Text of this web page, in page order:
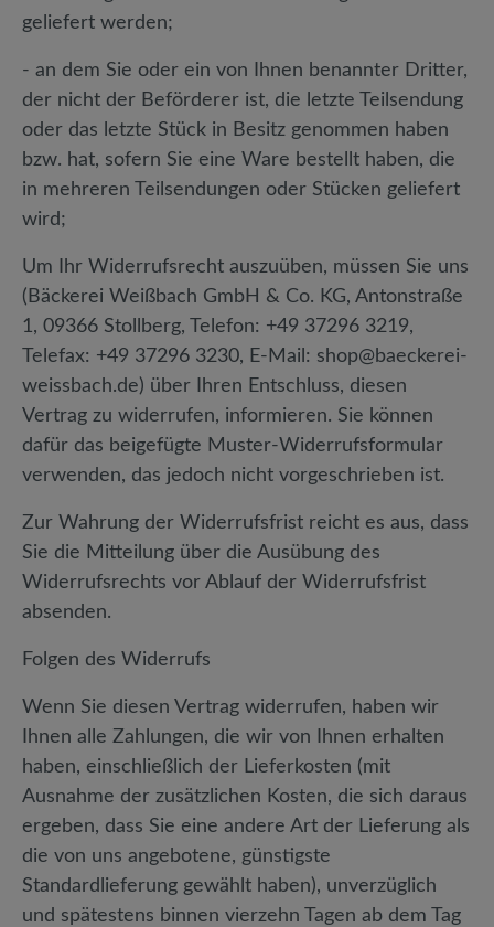
geliefert werden;
- an dem Sie oder ein von Ihnen benannter Dritter,
der nicht der Beförderer ist, die letzte Teilsendung
oder das letzte Stück in Besitz genommen haben
bzw. hat, sofern Sie eine Ware bestellt haben, die
in mehreren Teilsendungen oder Stücken geliefert
wird;
Um Ihr Widerrufsrecht auszuüben, müssen Sie uns
(Bäckerei Weißbach GmbH & Co. KG, Antonstraße
1, 09366 Stollberg, Telefon: +49 37296 3219,
Telefax: +49 37296 3230, E-Mail: shop@baeckerei-
weissbach.de) über Ihren Entschluss, diesen
Vertrag zu widerrufen, informieren. Sie können
dafür das beigefügte Muster-Widerrufsformular
verwenden, das jedoch nicht vorgeschrieben ist.
Zur Wahrung der Widerrufsfrist reicht es aus, dass
Sie die Mitteilung über die Ausübung des
Widerrufsrechts vor Ablauf der Widerrufsfrist
absenden.
Folgen des Widerrufs
Wenn Sie diesen Vertrag widerrufen, haben wir
Ihnen alle Zahlungen, die wir von Ihnen erhalten
haben, einschließlich der Lieferkosten (mit
Ausnahme der zusätzlichen Kosten, die sich daraus
ergeben, dass Sie eine andere Art der Lieferung als
die von uns angebotene, günstigste
Standardlieferung gewählt haben), unverzüglich
und spätestens binnen vierzehn Tagen ab dem Tag